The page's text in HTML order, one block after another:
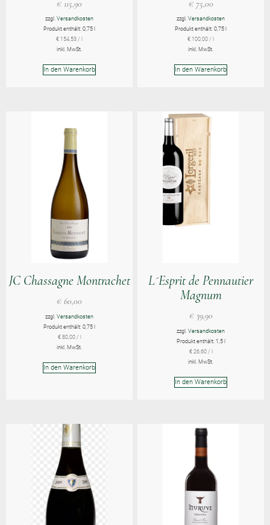
€ 115,90
zzgl. Versandkosten
Produkt enthält: 0,75
€ 154,53 /
inkl. MwSt.
In den Warenkorb
€75,00
zzgl. Versandkosten
Produkt enthält: 0,75
€ 100,00 /
inkl. MwSt.
In den Warenkorb
JC Chassagne Montrachet
€ 60,00
zzgl. Versandkosten
Produkt enthält: 0,75
€80,00/
inkl. MwSt.
In den Warenkorb
L´Esprit de Pennautier
Magnum
€39,90
zzgl. Versandkosten
Produkt enthält: 1,5
€26,60/
inkl. MwSt.
In den Warenkorb